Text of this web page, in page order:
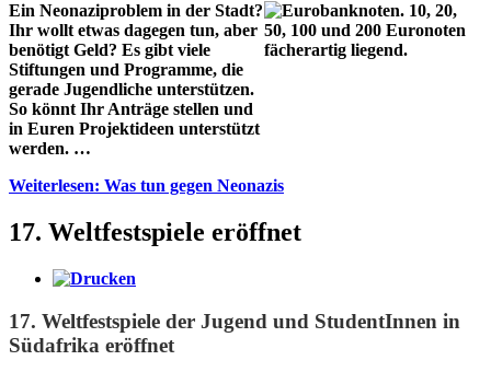
Ein Neo­nazi­prob­lem in der Stadt?
Ihr wollt etwas dagegen tun, aber
benötigt Geld? Es gibt viele
Stiftungen und Programme, die
gerade Jugend­liche unter­stützen.
So könnt Ihr Anträge stellen und
in Euren Projekt­ideen unterstützt
werden. …
Weiterlesen: Was tun gegen Neonazis
17. Weltfestspiele eröffnet
17. Weltfestspiele der Jugend und StudentInnen in
Südafrika eröffnet